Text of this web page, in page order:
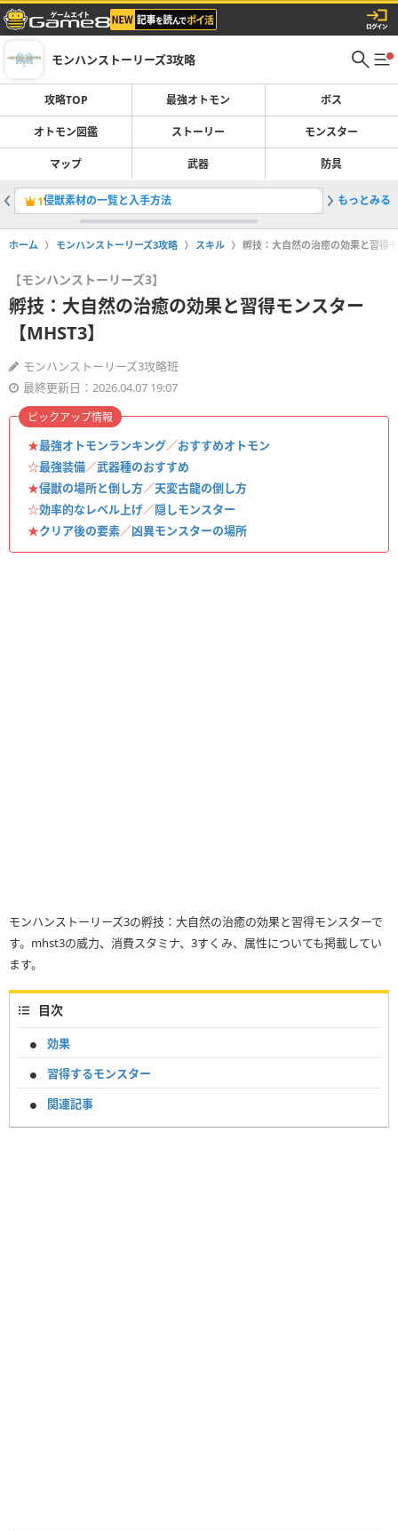
モンハンストーリーズ3攻略
攻略TOP 最強オトモン ボス
オトモン図鑑 ストーリー モンスター
マップ 武器 防具
1侵獣素材の一覧と入手方法 2アエン
もっとみる
ホーム モンハンストーリーズ3攻略 スキル 孵技：大自然の治癒の効果と習得
【モンハンストーリーズ3】
孵技：大自然の治癒の効果と習得モンスター
【MHST3】
モンハンストーリーズ3攻略班
最終更新日：2026.04.07 19:07
★最強オトモンランキング／おすすめオトモン
☆最強装備／武器種のおすすめ
★侵獣の場所と倒し方／天変古龍の倒し方
☆効率的なレベル上げ／隠しモンスター
★クリア後の要素／凶異モンスターの場所
ピックアップ情報
モンハンストーリーズ3の孵技：大自然の治癒の効果と習得モンスターで
す。mhst3の威力、消費スタミナ、3すくみ、属性についても掲載してい
ます。
目次
効果
習得するモンスター
関連記事